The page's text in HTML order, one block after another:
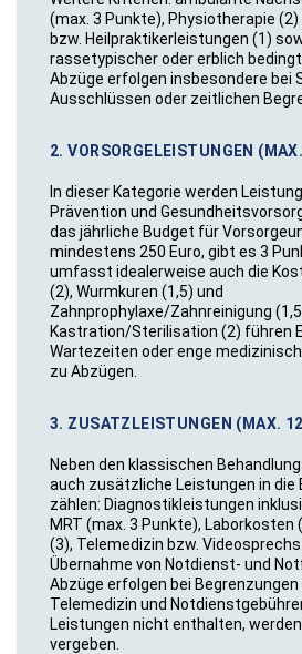
(max. 3 Punkte), Physiotherapie
bzw. Heilpraktikerleistungen (1)
rassetypischer oder erblich
Abzüge erfolgen insbesondere bei
Ausschlüssen oder zeitlichen
2. VORSORGELEISTUNGEN
In dieser Kategorie werden
Prävention und
das jährliche Budget für
mindestens 250 Euro, gibt es 3
umfasst idealerweise auch die
(2), Wurmkuren (1,5) und
Zahnprophylaxe/Zahnreinigung
Kastration/Sterilisation (2) führen
Wartezeiten oder enge
zu Abzügen.
3. ZUSATZLEISTUNGEN (MAX.
Neben den klassischen
auch zusätzliche Leistungen in die
zählen: Diagnostikleistungen
MRT (max. 3 Punkte), Laborkosten
(3), Telemedizin bzw.
Übernahme von Notdienst- und
Abzüge erfolgen bei
Telemedizin und
Leistungen nicht enthalten,
vergeben.